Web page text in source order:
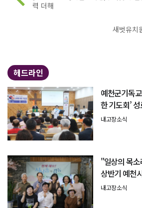
력 더해
새벗유치
헤드라인
예천군기독
한 기도회’
내고장소식
"일상의 목
상반기 예천
회' 성료
내고장소식